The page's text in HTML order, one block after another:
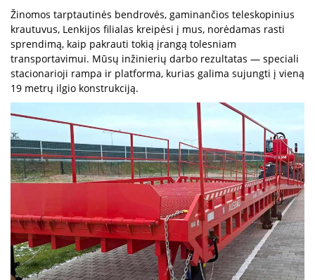
Žinomos tarptautinės bendrovės, gaminančios teleskopinius
krautuvus, Lenkijos filialas kreipėsi į mus, norėdamas rasti
sprendimą, kaip pakrauti tokią įrangą tolesniam
transportavimui. Mūsų inžinierių darbo rezultatas — speciali
stacionarioji rampa ir platforma, kurias galima sujungti į vieną
19 metrų ilgio konstrukciją.